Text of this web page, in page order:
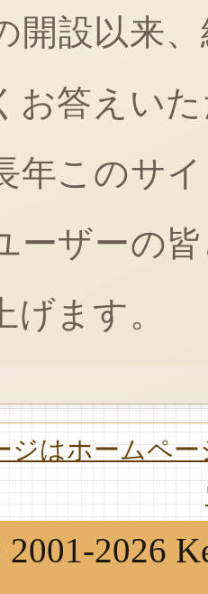
開設以来
お答えい
年このサ
ーザーの
げます。
ジはホームペ
2026